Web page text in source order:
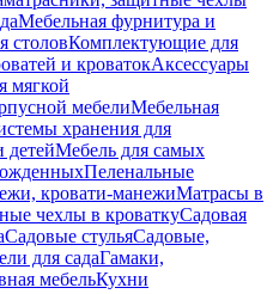
Мебельная фурнитура и
столовКомплектующие для
и кроватокАксессуары
мягкой
мебелиМебельная
хранения для
детейМебель для самых
Пеленальные
кровати-манежиМатрасы в
чехлы в кроваткуСадовая
Садовые стульяСадовые,
для садаГамаки,
мебельКухни